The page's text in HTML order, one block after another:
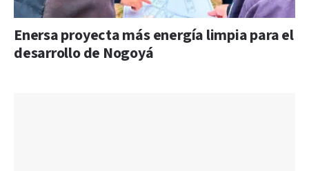
Enersa proyecta más energía limpia para el
desarrollo de Nogoyá